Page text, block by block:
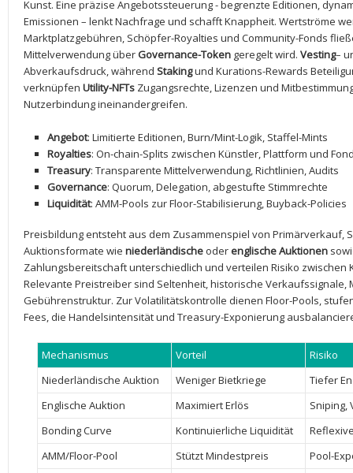
Kunst. Eine präzise Angebotssteuerung -⁣ begrenzte Editionen,
Emissionen – lenkt Nachfrage und schafft Knappheit. ‍Wertströme
Marktplatzgebühren, Schöpfer-Royalties und Community-Fonds
Mittelverwendung über Governance-Token geregelt wird. Vesting–
Abverkaufsdruck, während Stakingund Kurations-Rewards
verknüpfen Utility-NFTs Zugangsrechte, Lizenzen und
Nutzerbindung ineinandergreifen.
Angebot:⁤ Limitierte Editionen, Burn/Mint-Logik, Staffel-Mints
Royalties: On-chain-Splits zwischen Künstler, Plattform und
Treasury: Transparente Mittelverwendung, Richtlinien, Audits
Governance: ​Quorum, Delegation, abgestufte Stimmrechte
Liquidität: AMM-Pools zur Floor-Stabilisierung, Buyback-Policies
Preisbildung entsteht aus dem Zusammenspiel von Primärverkauf,
Auktionsformate wie niederländische oder englische Auktionen
Zahlungsbereitschaft unterschiedlich und verteilen Risiko zwischen
Relevante Preistreiber sind Seltenheit, historische Verkaufssignale,
Gebührenstruktur. Zur ⁣Volatilitätskontrolle dienen Floor-Pools,
Fees, die Handelsintensität und Treasury-Exponierung
Mechanismus Vorteil
Risiko
Niederländische Auktion
Weniger Bietkriege
Tiefer
Englische Auktion
Maximiert Erlös
Sniping,
Bonding Curve
Kontinuierliche Liquidität
AMM/Floor-Pool
Stützt Mindestpreis
Pool-